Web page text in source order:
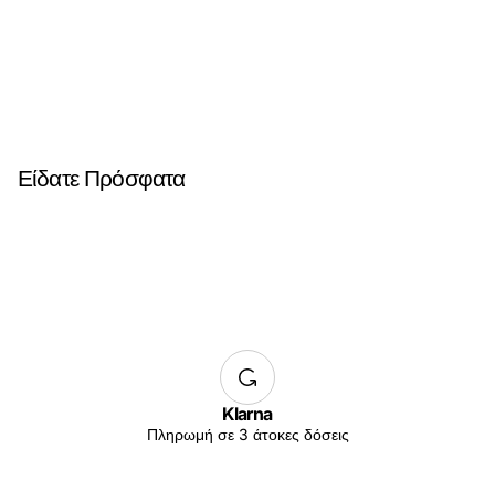
Είδατε Πρόσφατα
Klarna
Πληρωμή σε 3 άτοκες δόσεις